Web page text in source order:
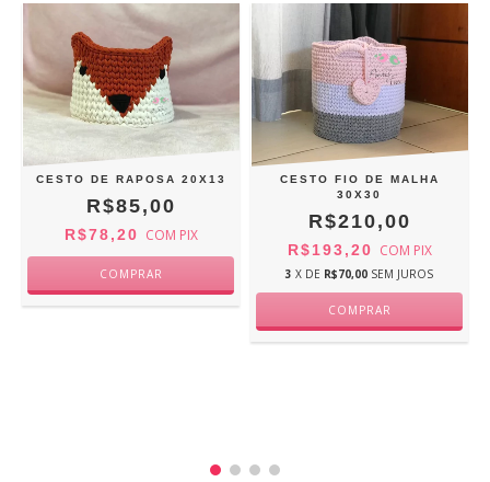
CESTO DE RAPOSA 20X13
R$85,00
R$78,20 COM PIX
CESTO FIO DE MALHA
30X30
R$210,00
R$193,20 COM PIX
3 X DE R$70,00 SEM JUROS